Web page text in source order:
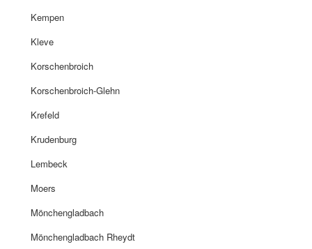
Kempen
Kleve
Korschenbroich
Korschenbroich-Glehn
Krefeld
Krudenburg
Lembeck
Moers
Mönchengladbach
Mönchengladbach Rheydt